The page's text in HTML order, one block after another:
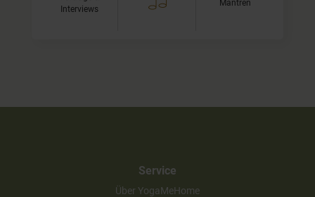
Interviews
Mantren
Service
Über YogaMeHome